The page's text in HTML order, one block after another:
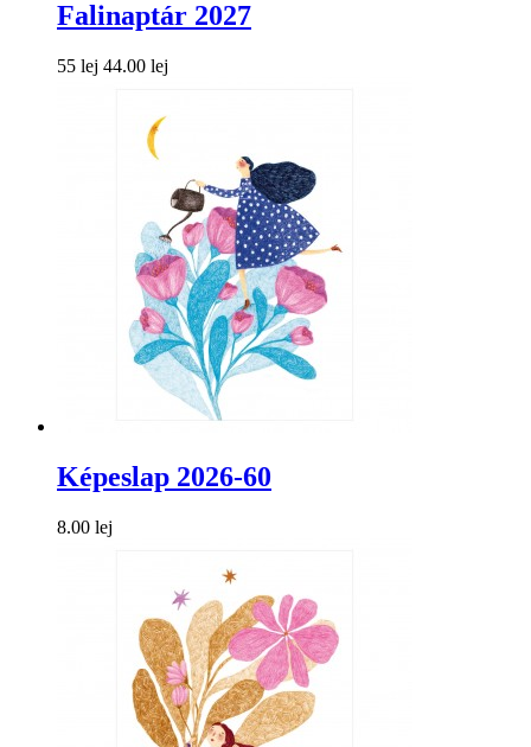
Falinaptár 2027
55 lej 44.00 lej
Képeslap 2026-60
8.00 lej